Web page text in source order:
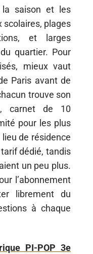
la saison et les
scolaires, plages
et larges
quartier. Pour
mieux vaut
Paris avant de
trouve son
carnet de 10
pour les plus
de résidence
dédié, tandis
un peu plus.
l’abonnement
librement du
à chaque
PI-POP 3e